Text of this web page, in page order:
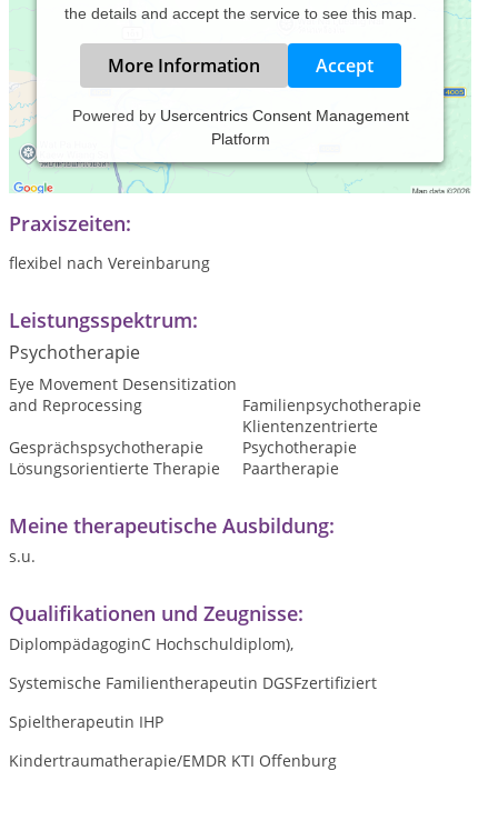
the details and accept the service to see this map.
More Information Accept
Powered by Usercentrics Consent Management
Platform
Praxisfür systemische Einzel-Paar und Familentherapie,
Kindertraumatherapie und Supervision
Praxiszeiten:
flexibel nach Vereinbarung
Leistungsspektrum:
Psychotherapie
Eye Movement Desensitization
and Reprocessing
Familienpsychotherapie
Gesprächspsychotherapie
Klientenzentrierte
Psychotherapie
Lösungsorientierte Therapie
Paartherapie
Meine therapeutische Ausbildung:
s.u.
Qualifikationen und Zeugnisse:
DiplompädagoginC Hochschuldiplom),
Systemische Familientherapeutin DGSFzertifiziert
Spieltherapeutin IHP
Kindertraumatherapie/EMDR KTI Offenburg